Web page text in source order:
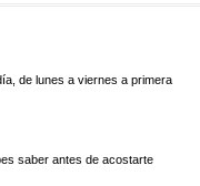
de lunes a viernes a primera
saber antes de acostarte